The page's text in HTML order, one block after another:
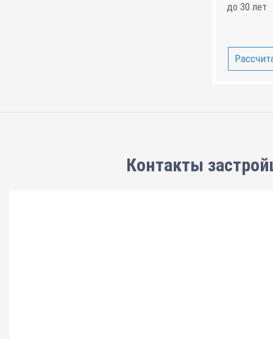
до 30 лет
Контакты